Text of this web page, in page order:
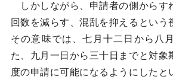
しかしながら、申請者の側からす
回数を減らす、混乱を抑えるという
その意味では、七月十二日から八
た、九月一日から三十日までと対象
度の申請に可能になるようにしたと